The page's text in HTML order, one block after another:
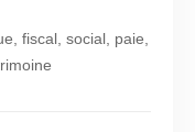
fiscal, social, paie,